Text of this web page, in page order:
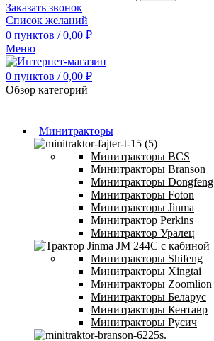
Заказать звонок
Список желаний
0 пунктов / 0,00 ₽
Меню
0 пунктов / 0,00 ₽
Обзор категорий
Минитракторы
Минитракторы BCS
Минитракторы Branson
Минитракторы Dongfeng
Минитракторы Foton
Минитракторы Jinma
Минитрактор Perkins
Минитрактор Уралец
Минитракторы Shifeng
Минитракторы Xingtai
Минитракторы Zoomlion
Минитракторы Беларус
Минитракторы Кентавр
Минитракторы Русич